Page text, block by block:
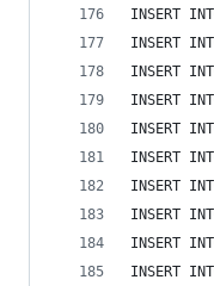
INSERT
INSERT
INSERT
INSERT
INSERT
INSERT
INSERT
INSERT
INSERT
INSERT